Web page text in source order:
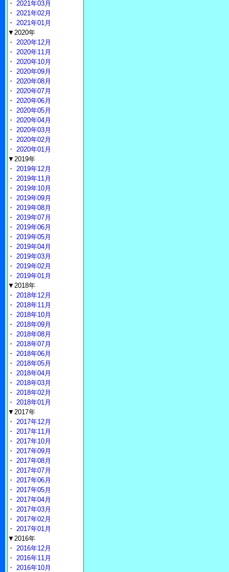
・ 2021年03月
・ 2021年02月
・ 2021年01月
▼2020年
・ 2020年12月
・ 2020年11月
・ 2020年10月
・ 2020年09月
・ 2020年08月
・ 2020年07月
・ 2020年06月
・ 2020年05月
・ 2020年04月
・ 2020年03月
・ 2020年02月
・ 2020年01月
▼2019年
・ 2019年12月
・ 2019年11月
・ 2019年10月
・ 2019年09月
・ 2019年08月
・ 2019年07月
・ 2019年06月
・ 2019年05月
・ 2019年04月
・ 2019年03月
・ 2019年02月
・ 2019年01月
▼2018年
・ 2018年12月
・ 2018年11月
・ 2018年10月
・ 2018年09月
・ 2018年08月
・ 2018年07月
・ 2018年06月
・ 2018年05月
・ 2018年04月
・ 2018年03月
・ 2018年02月
・ 2018年01月
▼2017年
・ 2017年12月
・ 2017年11月
・ 2017年10月
・ 2017年09月
・ 2017年08月
・ 2017年07月
・ 2017年06月
・ 2017年05月
・ 2017年04月
・ 2017年03月
・ 2017年02月
・ 2017年01月
▼2016年
・ 2016年12月
・ 2016年11月
・ 2016年10月